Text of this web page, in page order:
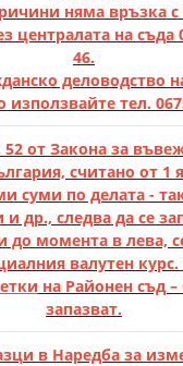
няма връзка с
централата на съда
46.
деловодство
използвайте тел.
от Закона за
считано от 1
суми по делата -
и др., следва да се
до момента в лева,
валутен курс.
на Районен съд
запазват.
в Наредба за